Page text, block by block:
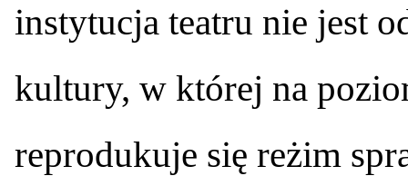
instytucja teatru nie jest
kultury, w której na
reprodukuje się reżim